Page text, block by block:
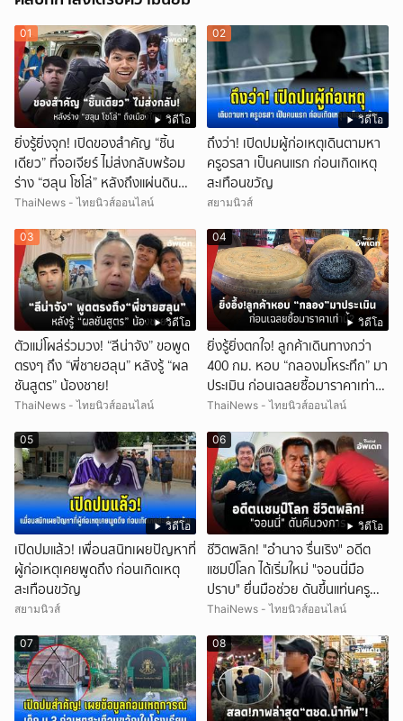
วิดีโอ
01
ยิ่งรู้ยิ่งจุก! เปิดของสำคัญ “ชิ้น
เดียว” ที่จอเจียร์ ไม่ส่งกลับพร้อม
ร่าง “ฮลุน โซโล่” หลังถึงแผ่นดิน
ไทย!
ThaiNews - ไทยนิวส์ออนไลน์
วิดีโอ
02
ถึงว่า! เปิดปมผู้ก่อเหตุเดินตามหา
ครูอรสา เป็นคนแรก ก่อนเกิดเหตุ
สะเทือนขวัญ
สยามนิวส์
วิดีโอ
03
ตัวแม่โผล่ร่วมวง! “ลีน่าจัง” ขอพูด
ตรงๆ ถึง “พี่ชายฮลุน” หลังรู้ “ผล
ชันสูตร” น้องชาย!
ThaiNews - ไทยนิวส์ออนไลน์
วิดีโอ
04
ยิ่งรู้ยิ่งตกใจ! ลูกค้าเดินทางกว่า
400 กม. หอบ “กลองมโหระทึก” มา
ประเมิน ก่อนเฉลยซื้อมาราคาเท่า
ไหร่?
ThaiNews - ไทยนิวส์ออนไลน์
วิดีโอ
05
เปิดปมแล้ว! เพื่อนสนิทเผยปัญหาที่
ผู้ก่อเหตุเคยพูดถึง ก่อนเกิดเหตุ
สะเทือนขวัญ
สยามนิวส์
วิดีโอ
06
ชีวิตพลิก! "อำนาจ รื่นเริง" อดีต
แชมป์โลก ได้เริ่มใหม่ "จอนนี่มือ
ปราบ" ยื่นมือช่วย ดันขึ้นแท่นครู
มวย
ThaiNews - ไทยนิวส์ออนไลน์
07 08